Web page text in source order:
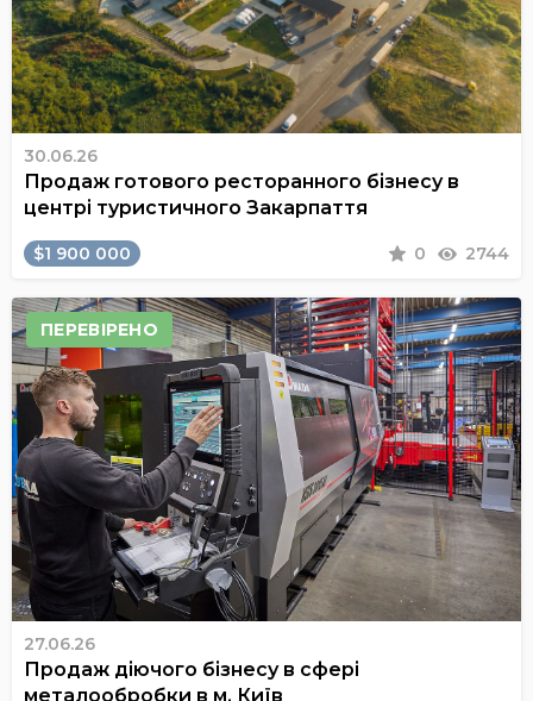
30.06.26
Продаж готового ресторанного бізнесу в
центрі туристичного Закарпаття
$1 900 000 0 2744
ПЕРЕВІРЕНО
27.06.26
Продаж діючого бізнесу в сфері
металообробки в м. Київ